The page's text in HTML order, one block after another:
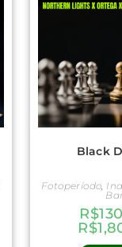
Black
Fotoperíodo,
R$
R$